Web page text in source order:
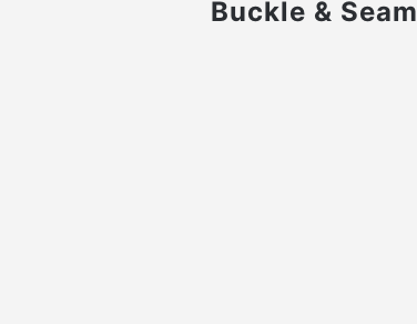
Buckle & Seam